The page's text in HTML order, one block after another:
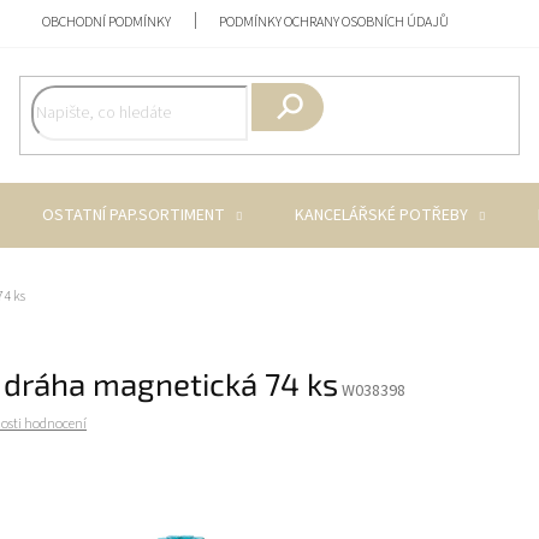
OBCHODNÍ PODMÍNKY PODMÍNKY OCHRANY OSOBNÍCH ÚDAJŮ
OSTATNÍ PAP.SORTIMENT KANCELÁŘSKÉ POTŘEBY
ks
magnetická 74 ks W038398
hodnocení